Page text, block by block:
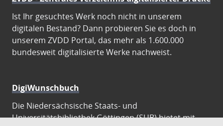
Ist Ihr gesuchtes Werk noch nicht in unserem
digitalen Bestand? Dann probieren Sie es doch in
unserem ZVDD Portal, das mehr als 1.600.000
bundesweit digitalisierte Werke nachweist.
DigiWunschbuch
Die Niedersächsische Staats- und
Universitätsbibliothek Göttingen (SUB) bietet mit